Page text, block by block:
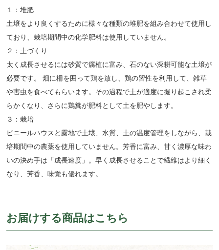
１：堆肥
土壌をより良くするために様々な種類の堆肥を組み合わせて使用し
ており、栽培期間中の化学肥料は使用していません。
２：土づくり
太く成長させるには砂質で腐植に富み、石のない深耕可能な土壌が
必要です。 畑に柵を囲って鶏を放し、鶏の習性を利用して、雑草
や害虫を食べてもらいます。その過程で土が適度に掘り起こされ柔
らかくなり、さらに鶏糞が肥料として土を肥やします。
３：栽培
ビニールハウスと露地で土壌、水質、土の温度管理をしながら、栽
培期間中の農薬を使用していません。芳香に富み、甘く濃厚な味わ
いの決め手は「成長速度」。早く成長させることで繊維はより細く
なり、芳香、味覚も優れます。
お届けする商品はこちら